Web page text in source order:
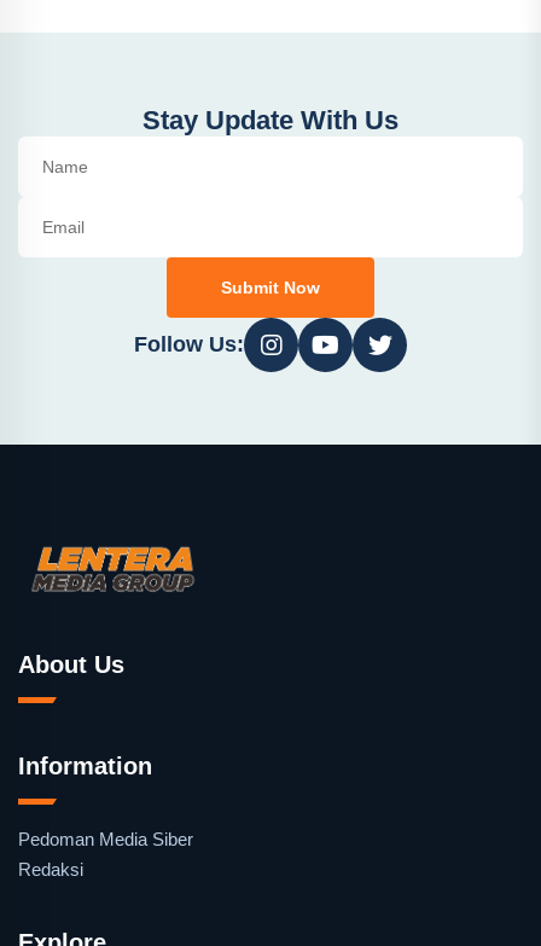
Stay Update With Us
Submit Now
Follow Us:
About Us
Information
Pedoman Media Siber
Redaksi